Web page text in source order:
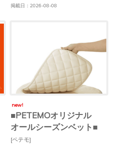
掲載日：2026-08-08
new!
■PETEMOオリジナル
オールシーズンベット■
[ペテモ]